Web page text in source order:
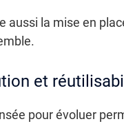
aussi la mise en
et
pour évoluer